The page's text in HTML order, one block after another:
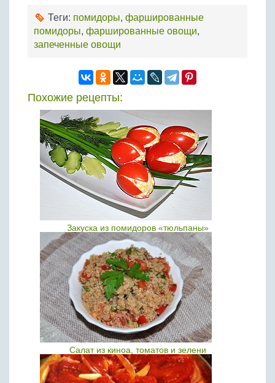
Теги: помидоры, фаршированные
помидоры, фаршированные овощи,
запеченные овощи
Похожие рецепты:
Закуска из помидоров «тюльпаны»
Салат из киноа, томатов и зелени